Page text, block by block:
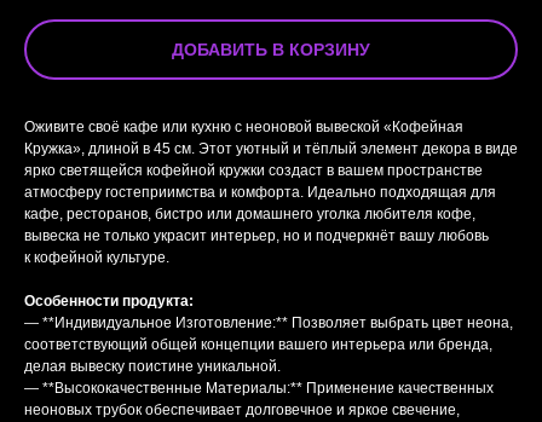
ДОБАВИТЬ В КОРЗИНУ
Оживите своё кафе или кухню с неоновой вывеской «Кофейная
Кружка», длиной в 45 см. Этот уютный и тёплый элемент декора в виде
ярко светящейся кофейной кружки создаст в вашем пространстве
атмосферу гостеприимства и комфорта. Идеально подходящая для
кафе, ресторанов, бистро или домашнего уголка любителя кофе,
вывеска не только украсит интерьер, но и подчеркнёт вашу любовь
к кофейной культуре.
Особенности продукта:
— **Индивидуальное Изготовление:** Позволяет выбрать цвет неона,
соответствующий общей концепции вашего интерьера или бренда,
делая вывеску поистине уникальной.
— **Высококачественные Материалы:** Применение качественных
неоновых трубок обеспечивает долговечное и яркое свечение,